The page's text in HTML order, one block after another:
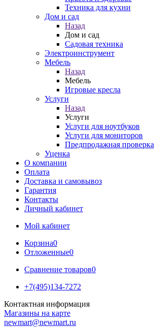
Техника для кухни
Дом и сад
Назад
Дом и сад
Садовая техника
Электроинструмент
Мебель
Назад
Мебель
Игровые кресла
Услуги
Назад
Услуги
Услуги для ноутбуков
Услуги для мониторов
Предпродажная проверка
Уценка
О компании
Оплата
Доставка и самовывоз
Гарантия
Контакты
Личный кабинет
Мой кабинет
Корзина0
Отложенные0
Сравнение товаров0
+7(495)134-7272
Контактная информация
Магазины на карте
newmart@newmart.ru